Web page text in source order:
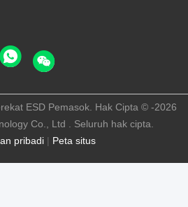
pribadi| Peta situs
ESD Pemasok. Hak Cipta © -2026
Co., Ltd . Seluruh hak cipta.